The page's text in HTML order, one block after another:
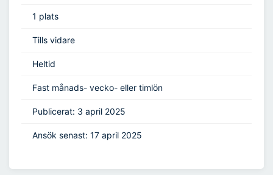
1 plats
Tills vidare
Heltid
Fast månads- vecko- eller timlön
Publicerat: 3 april 2025
Ansök senast: 17 april 2025